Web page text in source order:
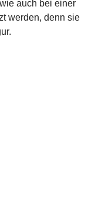
auch bei einer
werden, denn sie